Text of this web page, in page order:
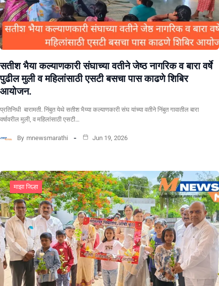
सतीश भैया कल्याणकारी संघाच्या वतीने जेष्ठ नागरिक व बारा वर्षे
पुढील मुली व महिलांसाठी एसटी बसचा पास काढणे शिबिर
आयोजन.
प्रतिनिधी बारामती. निंबुत येथे सतीश भैय्या कल्याणकारी संघ यांच्या वतीने निंबुत गावातील बारा
वर्षावरील मुली, व महिलांसाठी एसटी…
By mnewsmarathi Jun 19, 2026
माझा जिल्हा